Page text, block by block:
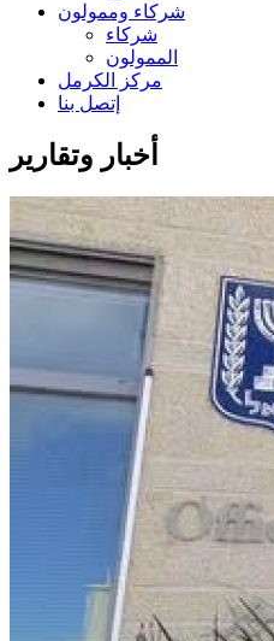
شركاء وممولون
شركاء
الممولون
مركز الكرمل
إتصل بنا
أخبار وتقارير